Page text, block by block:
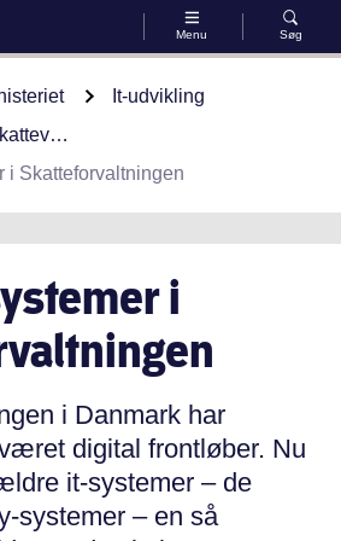
Menu Søg
It-udvikling
Udvikling af it i skattevæsenet
i Skatteforvaltningen
i
i Danmark har
digital frontløber. Nu
it-systemer – de
systemer – en så